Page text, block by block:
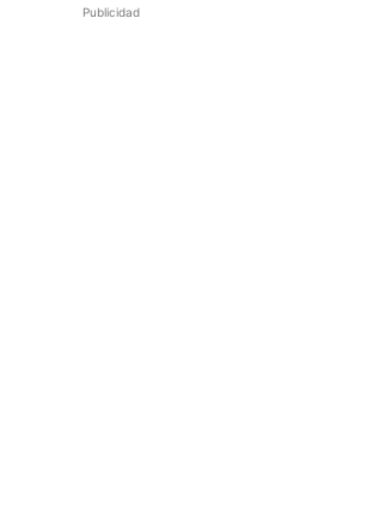
Publicidad